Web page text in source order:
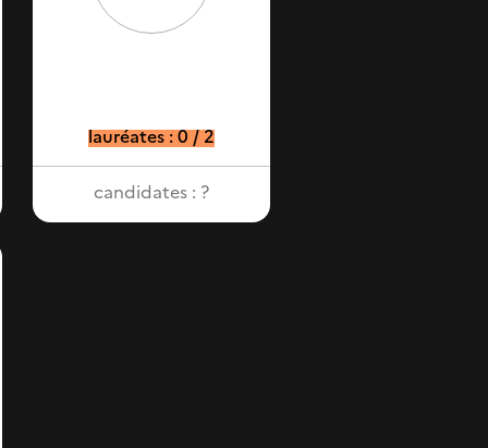
lauréates : 0 / 2
candidates : ?